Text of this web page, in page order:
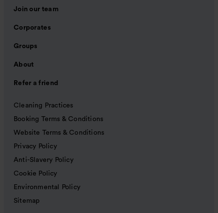
Join our team
Corporates
Groups
About
Refer a friend
Cleaning Practices
Booking Terms & Conditions
Website Terms & Conditions
Privacy Policy
Anti-Slavery Policy
Cookie Policy
Environmental Policy
Sitemap